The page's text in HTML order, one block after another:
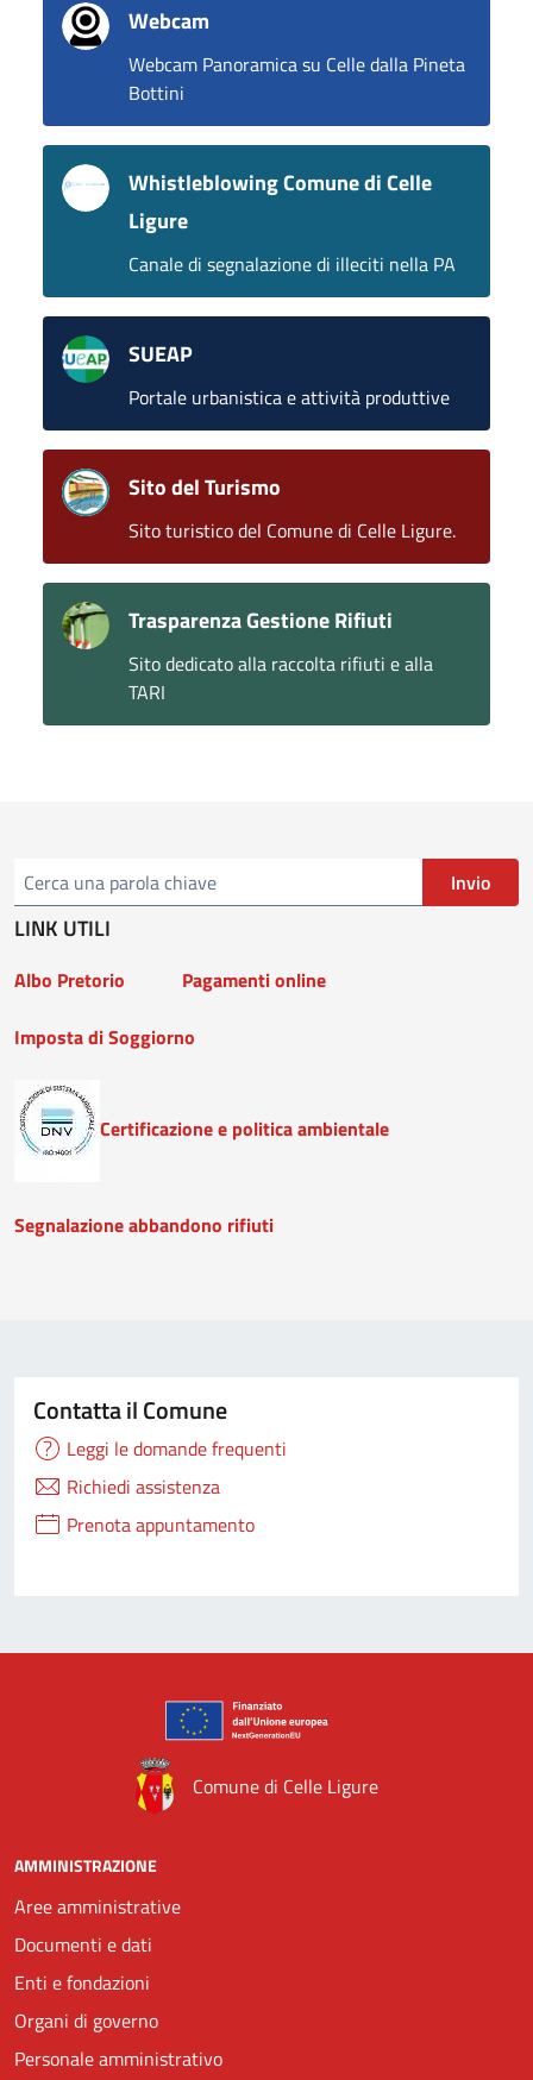
Webcam
Webcam Panoramica su Celle dalla Pineta
Bottini
Whistleblowing Comune di Celle
Ligure
Canale di segnalazione di illeciti nella PA
SUEAP
Portale urbanistica e attività produttive
Sito del Turismo
Sito turistico del Comune di Celle Ligure.
Trasparenza Gestione Rifiuti
Sito dedicato alla raccolta rifiuti e alla
TARI
Cerca Invio
LINK UTILI
Albo Pretorio
Pagamenti online
Imposta di Soggiorno
Certificazione e politica ambientale
Segnalazione abbandono rifiuti
Contatta il Comune
Leggi le domande frequenti
Richiedi assistenza
Prenota appuntamento
Comune di Celle Ligure
AMMINISTRAZIONE
Aree amministrative
Documenti e dati
Enti e fondazioni
Organi di governo
Personale amministrativo